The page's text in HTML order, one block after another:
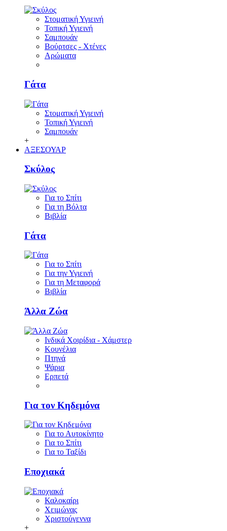
Στοματική Υγιεινή
Τοπική Υγιεινή
Σαμπουάν
Βούρτσες - Χτένες
Αρώματα
Γάτα
Στοματική Υγιεινή
Τοπική Υγιεινή
Σαμπουάν
+
ΑΞΕΣΟΥΑΡ
Σκύλος
Για το Σπίτι
Για τη Βόλτα
Βιβλία
Γάτα
Για το Σπίτι
Για την Υγιεινή
Για τη Μεταφορά
Βιβλία
Άλλα Ζώα
Ινδικά Χοιρίδια - Χάμστερ
Κουνέλια
Πτηνά
Ψάρια
Ερπετά
Για τον Κηδεμόνα
Για το Αυτοκίνητο
Για το Σπίτι
Για το Ταξίδι
Εποχιακά
Καλοκαίρι
Χειμώνας
Χριστούγεννα
+